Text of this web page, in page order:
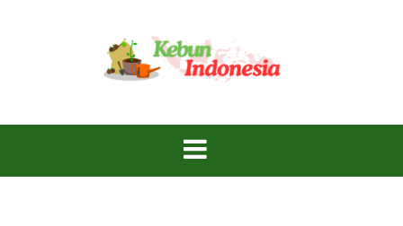
Kebun
Indonesia